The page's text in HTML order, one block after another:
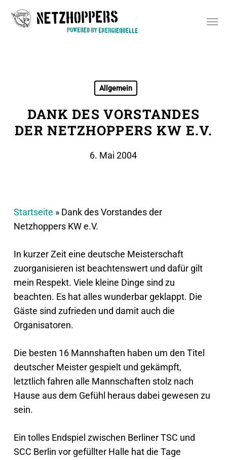
Allgemein
DANK DES VORSTANDES
DER NETZHOPPERS KW E.V.
6. Mai 2004
Startseite » Dank des Vorstandes der
Netzhoppers KW e.V.
In kurzer Zeit eine deutsche Meisterschaft
zuorganisieren ist beachtenswert und dafür gilt
mein Respekt. Viele kleine Dinge sind zu
beachten. Es hat alles wunderbar geklappt. Die
Gäste sind zufrieden und damit auch die
Organisatoren.
Die besten 16 Mannshaften haben um den Titel
deutscher Meister gespielt und gekämpft,
letztlich fahren alle Mannschaften stolz nach
Hause aus dem Gefühl heraus dabei gewesen zu
sein.
Ein tolles Endspiel zwischen Berliner TSC und
SCC Berlin vor gefüllter Halle hat die Tage